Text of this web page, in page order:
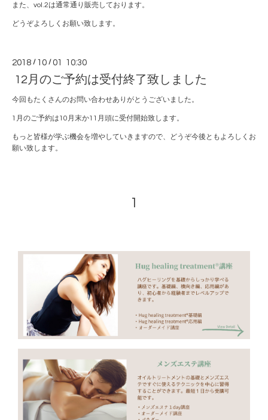
また、vol.2は通常通り販売しております。
どうぞよろしくお願い致します。
2018 / 10 /01 10:30
12月のご予約は受付終了致しました
今回もたくさんのお問い合わせありがとうございました。
1月のご予約は10月末か11月頭に受付開始致します。
もっと皆様が学ぶ機会を増やしていきますので、どうぞ今後ともよろしくお
願い致します。
1